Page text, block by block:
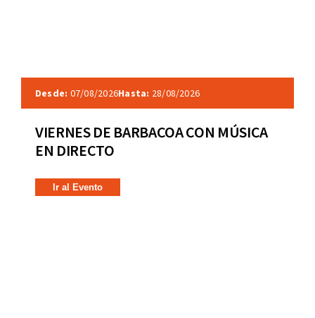
Desde: 07/08/2026Hasta: 28/08/2026
VIERNES DE BARBACOA CON MÚSICA
EN DIRECTO
Ir al Evento